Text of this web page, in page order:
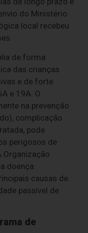
do Ministério
local recebeu
de forma
das crianças
e de forte
e 19A. O
na prevenção
complicação
pode
perigosos de
Organização
doença
causas de
passível de
de